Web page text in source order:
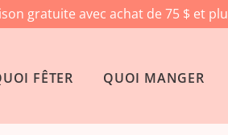
gratuite avec achat de 75 $ et
FÊTER QUOI MANGER